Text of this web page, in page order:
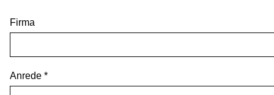
Firma
Anrede *